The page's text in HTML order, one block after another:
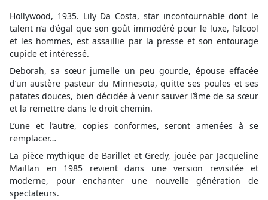
Hollywood, 1935. Lily Da Costa, star incontournable dont le
talent n’a d’égal que son goût immodéré pour le luxe, l’alcool
et les hommes, est assaillie par la presse et son entourage
cupide et intéressé.
Deborah, sa sœur jumelle un peu gourde, épouse effacée
d’un austère pasteur du Minnesota, quitte ses poules et ses
patates douces, bien décidée à venir sauver l’âme de sa sœur
et la remettre dans le droit chemin.
L’une et l’autre, copies conformes, seront amenées à se
remplacer…
La pièce mythique de Barillet et Gredy, jouée par Jacqueline
Maillan en 1985 revient dans une version revisitée et
moderne, pour enchanter une nouvelle génération de
spectateurs.